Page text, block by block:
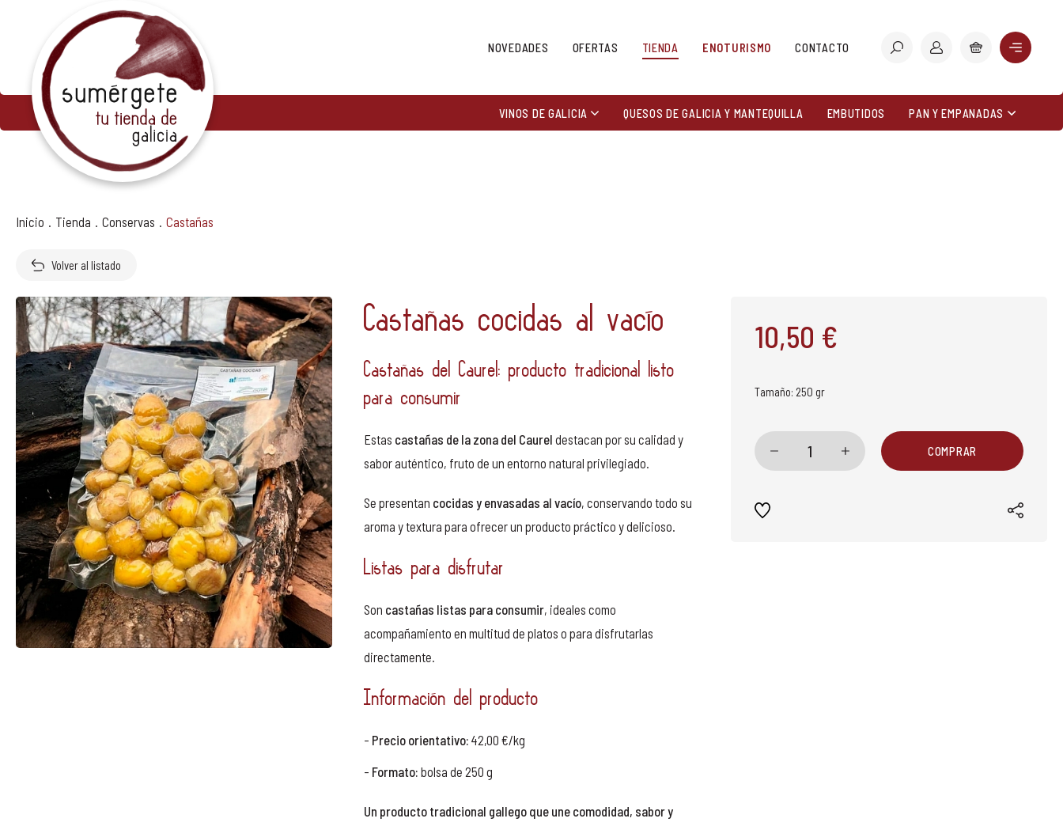
NOVEDADES OFERTAS TIENDA ENOTURISMO CONTACTO
VINOS DE GALICIA QUESOS DE GALICIA Y MANTEQUILLA EMBUTIDOS PAN Y EMPANADAS
Inicio . Tienda . Conservas . Castañas
Volver al listado
Castañas cocidas al vacío
Castañas del Caurel: producto tradicional listo
para consumir
Estas castañas de la zona del Caurel destacan por su calidad y
sabor auténtico, fruto de un entorno natural privilegiado.
Se presentan cocidas y envasadas al vacío, conservando todo su
aroma y textura para ofrecer un producto práctico y delicioso.
Listas para disfrutar
Son castañas listas para consumir, ideales como
acompañamiento en multitud de platos o para disfrutarlas
directamente.
Información del producto
Precio orientativo: 42,00 €/kg
Formato: bolsa de 250 g
Un producto tradicional gallego que une comodidad, sabor y
10,50 €
Tamaño: 250 gr
1 COMPRAR
AVISO LEGAL
POLÍTICA DE PRIVACIDAD
CONDICIONES DE VENTA
POLÍTICA DE COOKIES